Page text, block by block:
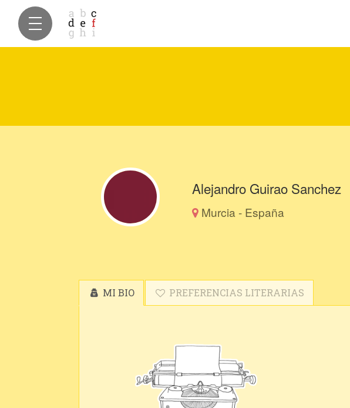
Alejandro Guirao Sanchez
Murcia - España
MI BIO PREFERENCIAS LITERARIAS